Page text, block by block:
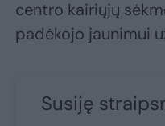
centro kairiųjų
padėkojo jaunimui
Susiję